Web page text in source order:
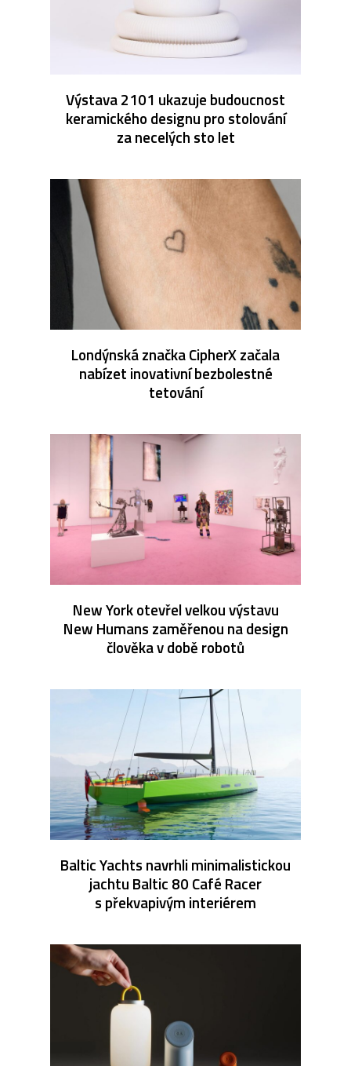
Výstava 2101 ukazuje budoucnost
keramického designu pro stolování
za necelých sto let
Londýnská značka CipherX začala
nabízet inovativní bezbolestné
tetování
New York otevřel velkou výstavu
New Humans zaměřenou na design
člověka v době robotů
Baltic Yachts navrhli minimalistickou
jachtu Baltic 80 Café Racer
s překvapivým interiérem